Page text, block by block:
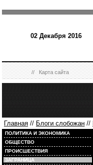
02 Декабря 2016
//Карта сайта
Главная // Блоги слобожан //
ПОЛИТИКА И ЭКОНОМИКА
ОБЩЕСТВО
ПРОИСШЕСТВИЯ
ЗАГРАНИЦА